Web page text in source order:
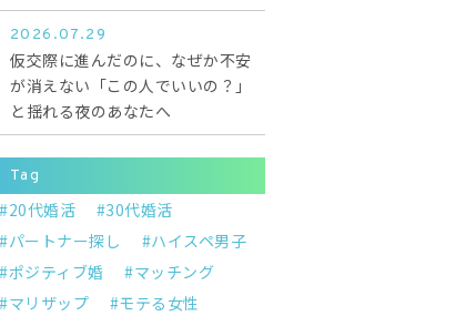
2026.07.29
仮交際に進んだのに、なぜか不安
が消えない「この人でいいの？」
と揺れる夜のあなたへ
Tag
20代婚活
30代婚活
パートナー探し
ハイスペ男子
ポジティブ婚
マッチング
マリザップ
モテる女性